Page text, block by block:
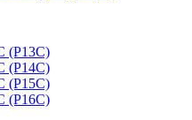
(Р13С)
(Р14С)
(Р15С)
(Р16С)